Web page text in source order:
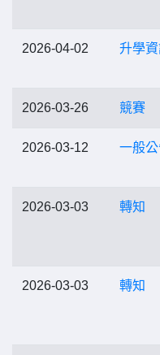
2026-04-02 升學
2026-03-26 競賽
2026-03-12 一般
2026-03-03 轉知
2026-03-03 轉知